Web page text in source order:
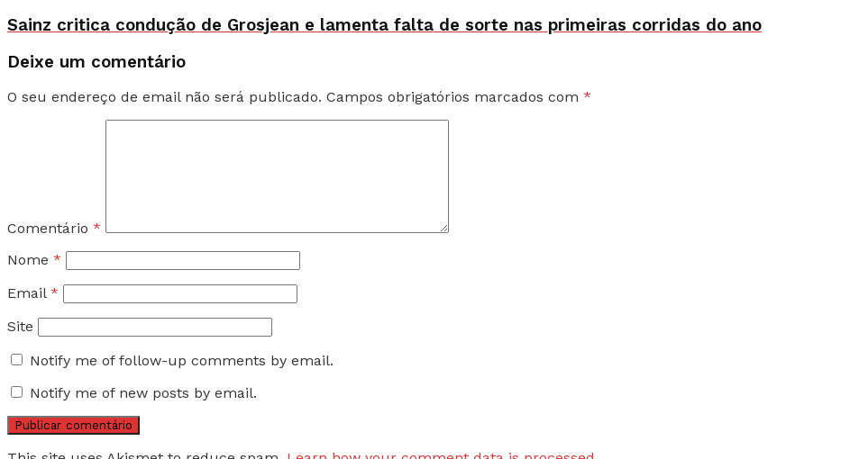
Sainz critica condução de Grosjean e lamenta falta de sorte nas primeiras corridas do ano
Deixe um comentário
O seu endereço de email não será publicado. Campos obrigatórios marcados com *
Comentário *
Nome *
Email *
Site
Notify me of follow-up comments by email.
Notify me of new posts by email.